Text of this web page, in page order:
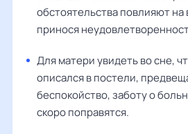
обстоятельства повлияют на
принося
Для матери увидеть во сне,
описался в постели,
беспокойство, заботу о
скоро поправятся.